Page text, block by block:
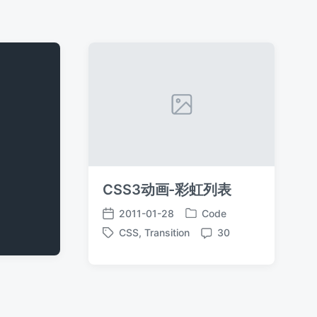
CSS3动画-彩虹列表
发
布
2011-01-28
发
布
Code
标
CSS,Transition
评
30